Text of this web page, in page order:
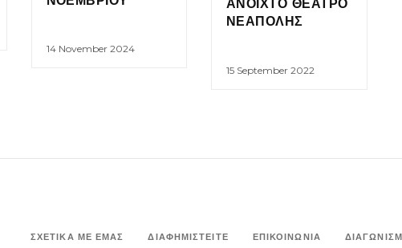
14 November 2024
ΑΝΟΙΧΤΟ ΘΕΑΤΡΟ
ΝΕΑΠΟΛΗΣ
15 September 2022
ΣΧΕΤΙΚΑ ΜΕ ΕΜΑΣ ΔΙΑΦΗΜΙΣΤΕΙΤΕ ΕΠΙΚΟΙΝΩΝΙΑ